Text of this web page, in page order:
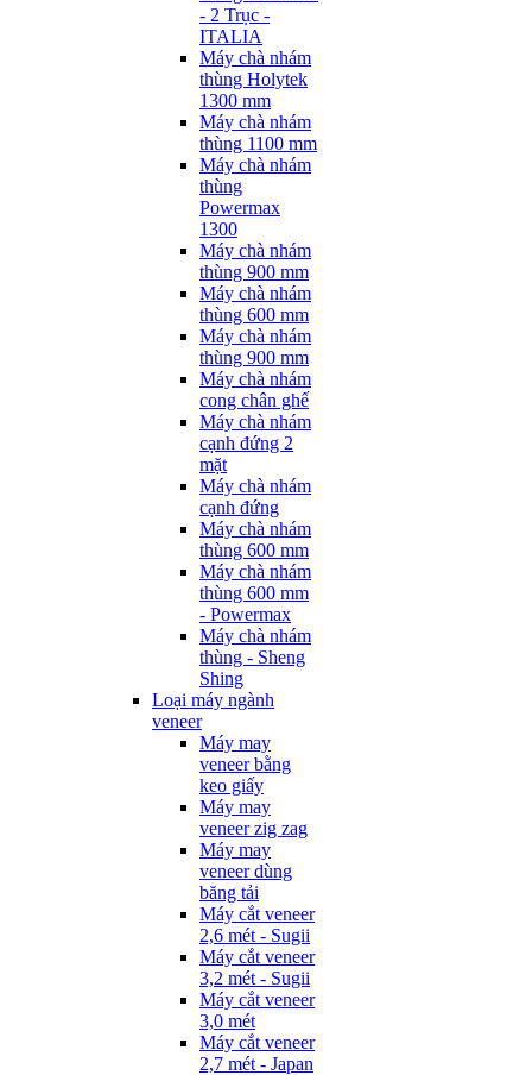
- 2 Trục -
ITALIA
Máy chà nhám
thùng Holytek
1300 mm
Máy chà nhám
thùng 1100 mm
Máy chà nhám
thùng
Powermax
1300
Máy chà nhám
thùng 900 mm
Máy chà nhám
thùng 600 mm
Máy chà nhám
thùng 900 mm
Máy chà nhám
cong chân ghế
Máy chà nhám
cạnh đứng 2
mặt
Máy chà nhám
cạnh đứng
Máy chà nhám
thùng 600 mm
Máy chà nhám
thùng 600 mm
- Powermax
Máy chà nhám
thùng - Sheng
Shing
Loại máy ngành
veneer
Máy may
veneer bằng
keo giấy
Máy may
veneer zig zag
Máy may
veneer dùng
băng tải
Máy cắt veneer
2,6 mét - Sugii
Máy cắt veneer
3,2 mét - Sugii
Máy cắt veneer
3,0 mét
Máy cắt veneer
2,7 mét - Japan